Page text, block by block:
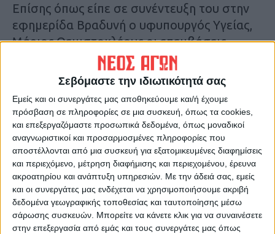
Σεβόμαστε την ιδιωτικότητά σας
Εμείς και οι συνεργάτες μας αποθηκεύουμε και/ή έχουμε
πρόσβαση σε πληροφορίες σε μια συσκευή, όπως τα cookies,
και επεξεργαζόμαστε προσωπικά δεδομένα, όπως μοναδικοί
αναγνωριστικοί και προσαρμοσμένες πληροφορίες που
αποστέλλονται από μια συσκευή για εξατομικευμένες διαφημίσεις
και περιεχόμενο, μέτρηση διαφήμισης και περιεχομένου, έρευνα
ακροατηρίου και ανάπτυξη υπηρεσιών. Με την άδειά σας, εμείς
και οι συνεργάτες μας ενδέχεται να χρησιμοποιήσουμε ακριβή
δεδομένα γεωγραφικής τοποθεσίας και ταυτοποίησης μέσω
σάρωσης συσκευών. Μπορείτε να κάνετε κλικ για να συναινέσετε
στην επεξεργασία από εμάς και τους συνεργάτες μας όπως
Επίσης όπως είπε σε συνέντευξη του στην
εφημερίδα Βραδυνή ο υφυπουργός Υγείας,
Μάριος Θεμιστοκλέους οι επεμβάσεις
χωρίζονται σε 6 κατηγορίες – πολύ μικρή,
μικρή, μεσαία, μεγάλη, βαριά αλλά και
εξαιρετικά βαριά – και
το κόστος τους
κυμαίνεται από 300 μέχρι και 2.000€
ανάλογα με την πολυπλοκότητα της
επέμβασης.
Για παράδειγμα μια επέμβαση για
καταρράκτη χαρακτηρίζεται ως πολύ μικρή
ή μικρή, ενώ για αρθροπλαστική γόνατου ή
ισχίου ως μεγάλη ή βαριά.